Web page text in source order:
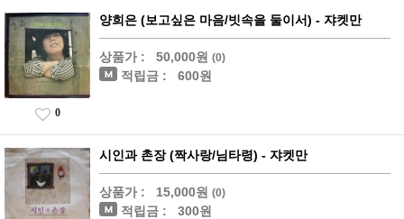
양희은 (보고싶은 마음/빗속을 둘이서) - 쟈켓만
상품가 : 50,000원 (0)
적립금 : 600원
0
시인과 촌장 (짝사랑/님타령) - 쟈켓만
상품가 : 15,000원 (0)
적립금 : 300원